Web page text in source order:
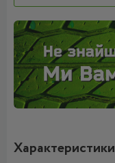
Характеристики